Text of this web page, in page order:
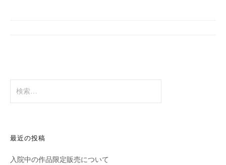
索:
最近の投稿
入院中の作品限定販売について